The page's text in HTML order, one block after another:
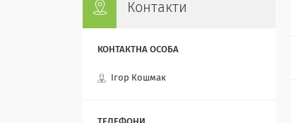
Контакти
Ігор Кошмак